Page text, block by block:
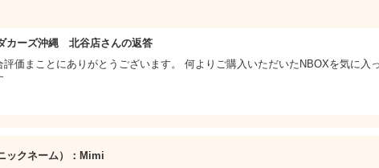
カーズ沖縄 北谷店さんの返答
評価まことにありがとうございます。 何よりご購入いただいたNBOXを気に
ックネーム）：Mimi